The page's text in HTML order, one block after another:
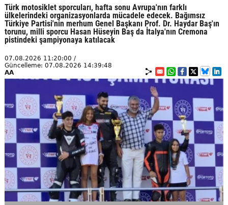
Türk motosiklet sporcuları, hafta sonu Avrupa'nın farklı
ülkelerindeki organizasyonlarda mücadele edecek. Bağımsız
Türkiye Partisi'nin merhum Genel Başkanı Prof. Dr. Haydar Baş'ın
torunu, milli sporcu Hasan Hüseyin Baş da İtalya'nın Cremona
pistindeki şampiyonaya katılacak
07.08.2026 11:20:00 /
Güncelleme: 07.08.2026 14:39:48
AA